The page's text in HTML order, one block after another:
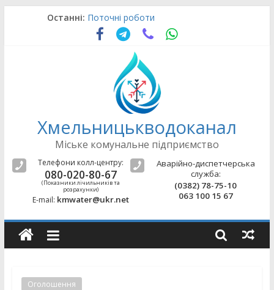
Останні: Поточні роботи
Поточні роботи
Аварійно-відновлювальні роботи
Поточні роботи
Поточні роботи
Хмельницькводоканал
Міське комунальне підприємство
Телефони колл-центру:
080-020-80-67
(Показники лічильників та
розрахунки)
E-mail: kmwater@ukr.net
Аварійно-диспетчерська
служба:
(0382) 78-75-10
063 100 15 67
Оголошення